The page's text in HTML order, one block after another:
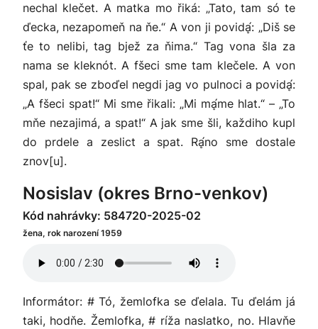
nechal klečet. A matka mo řiká: „Tato, tam só te
ďecka, nezapomeň na ňe.“ A von ji povidḁ́: „Diš se
ťe to nelibi, tag bjež za ňima.“ Tag vona šla za
nama se kleknót. A fšeci sme tam klečele. A von
spal, pak se zboďel negdi jag vo pulnoci a povidḁ́:
„A fšeci spat!“ Mi sme řikali: „Mi mḁ́me hlat.“ – „To
mňe nezajimá, a spat!“ A jak sme šli, každiho kupl
do prdele a zeslict a spat. Rḁ́no sme dostale
znov[u].
Nosislav (okres Brno-venkov)
Kód nahrávky: 584720-2025-02
žena, rok narození 1959
Informátor: # Tó, žemlofka se ďelala. Tu ďelám já
taki, hodňe. Žemlofka, # ríža naslatko, no. Hlavňe